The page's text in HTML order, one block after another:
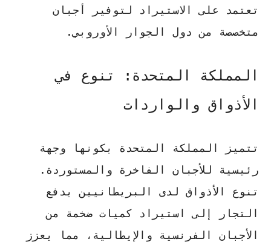
تعتمد على الاستيراد لتوفير أجبان
متخصصة من دول الجوار الأوروبي.
المملكة المتحدة: تنوع في
الأذواق والواردات
تتميز المملكة المتحدة بكونها وجهة
رئيسية للأجبان الفاخرة والمستوردة.
تنوع الأذواق لدى البريطانيين يدفع
التجار إلى استيراد كميات ضخمة من
الأجبان الفرنسية والإيطالية، مما يعزز